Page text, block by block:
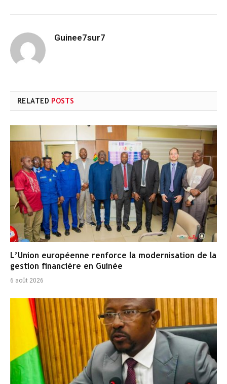
Guinee7sur7
RELATED POSTS
L’Union européenne renforce la modernisation de la
gestion financière en Guinée
6 août 2026